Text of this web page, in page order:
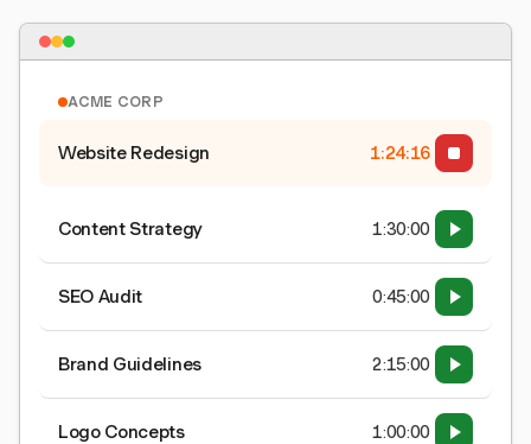
ACME CORP
Website Redesign 1:24:16
Content Strategy 1:30:00
SEO Audit 0:45:00
Brand Guidelines 2:15:00
Logo Concepts 1:00:00